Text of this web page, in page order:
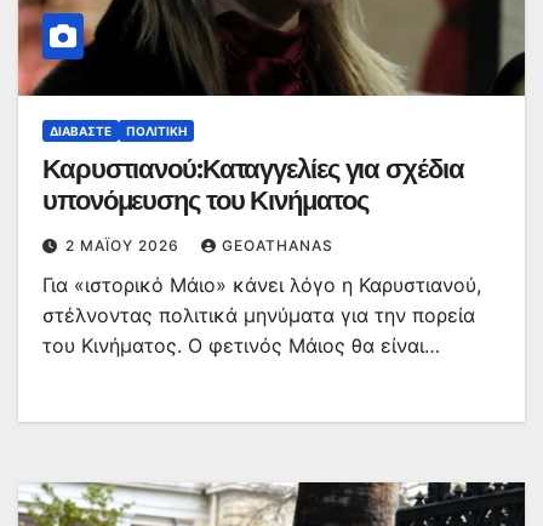
ΔΙΑΒΆΣΤΕ ΠΟΛΙΤΙΚΉ
Καρυστιανού:Καταγγελίες για σχέδια
υπονόμευσης του Κινήματος
2 ΜΑΪ́ΟΥ 2026 GEOATHANAS
Για «ιστορικό Μάιο» κάνει λόγο η Καρυστιανού,
στέλνοντας πολιτικά μηνύματα για την πορεία
του Κινήματος. Ο φετινός Μάιος θα είναι…